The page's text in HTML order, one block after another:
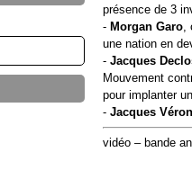
présence de 3
- Morgan Garo,
une nation en
- Jacques
Mouvement
pour implanter
- Jacques
vidéo – bande